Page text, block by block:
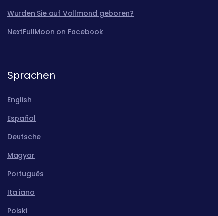
Wurden Sie auf Vollmond geboren?
NextFullMoon on Facebook
Sprachen
English
Español
Deutsche
Magyar
Português
Italiano
Polski